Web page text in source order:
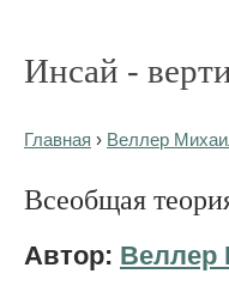
Инсай -
Главная › Веллер
Всеобщая
Автор: Веллер